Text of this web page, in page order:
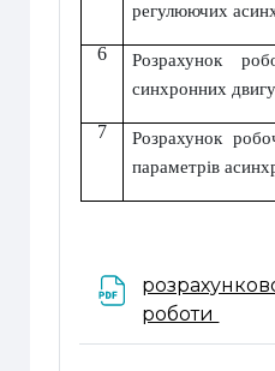
регулюючих
6
Розрахунок
синхронних
7
Розрахунок
параметрів
роботи